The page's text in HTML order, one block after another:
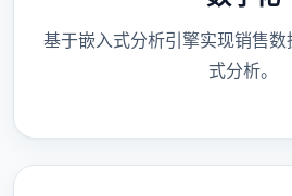
基于嵌入式分析引擎实现销售
式分析。